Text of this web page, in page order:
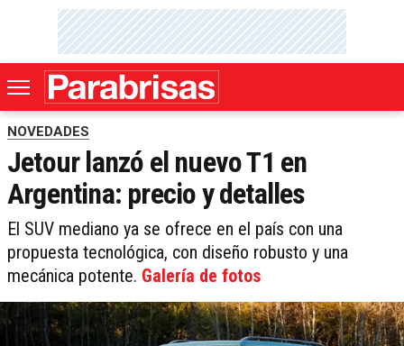
NOVEDADES
Jetour lanzó el nuevo T1 en
Argentina: precio y detalles
El SUV mediano ya se ofrece en el país con una
propuesta tecnológica, con diseño robusto y una
mecánica potente. Galería de fotos